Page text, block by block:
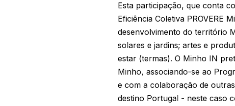
Esta participação, que conta
Eficiência Coletiva PROVERE
desenvolvimento do território
solares e jardins; artes e
estar (termas). O Minho IN
Minho, associando-se ao
e com a colaboração de
destino Portugal - neste caso